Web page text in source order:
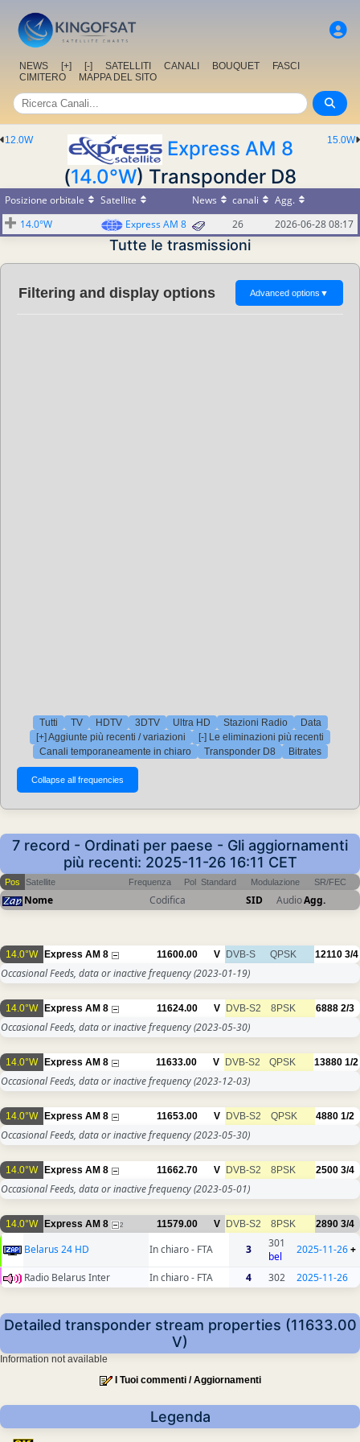
NEWS [+] [-] SATELLITI CANALI BOUQUET
FASCI
CIMITERO
MAPPA DEL SITO
15.0W
12.0W
Express AM 8
(14.0°W) Transponder D8
Posizione orbitale Satellite News canali
Agg.
14.0°W
Express AM 8 26 2026-06-28 08:17
Tutte le trasmissioni
Filtering and display options Advanced options ▼
Tutti TV HDTV 3DTV Ultra HD Stazioni Radio
Data
[+] Aggiunte più recenti / variazioni
[-] Le eliminazioni più recenti
Canali temporaneamente in chiaro
Transponder D8 Bitrates
7 record - Ordinati per paese - Gli aggiornamenti
più recenti: 2025-11-26 16:11 CET
Pos Satellite Frequenza Pol Standard Modulazione SR/FEC
Nome Codifica SID AudioAgg.
14.0°W Express AM 8 11600.00 V DVB-S QPSK 12110 3/4
Occasional Feeds, data or inactive frequency(2023-01-19)
14.0°W Express AM 8 11624.00 V DVB-S2 8PSK 6888 2/3
Occasional Feeds, data or inactive frequency(2023-05-30)
14.0°W Express AM 8 11633.00 V DVB-S2 QPSK 13880 1/2
Occasional Feeds, data or inactive frequency(2023-12-03)
14.0°W Express AM 8 11653.00 V DVB-S2 QPSK 4880 1/2
Occasional Feeds, data or inactive frequency(2023-05-30)
14.0°W Express AM 8 11662.70 V DVB-S2 8PSK 2500 3/4
Occasional Feeds, data or inactive frequency(2023-05-01)
14.0°W Express AM 8 2 11579.00 V DVB-S2 8PSK 2890 3/4
Belarus 24 HD In chiaro - FTA 3
301
bel
2025-11-26+
Radio Belarus Inter In chiaro - FTA 4 302 2025-11-26
Detailed transponder stream properties (11633.00
V)
Information not available
I Tuoi commenti / Aggiornamenti
Legenda